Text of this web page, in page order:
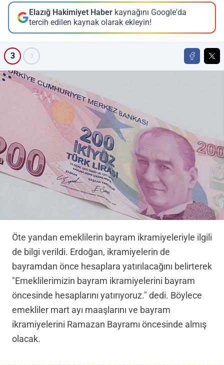
Elazığ Hakimiyet Haber kaynağını Google'da
tercih edilen kaynak olarak ekleyin!
3 3
Öte yandan emeklilerin bayram ikramiyeleriyle ilgili
de bilgi verildi. Erdoğan, ikramiyelerin de
bayramdan önce hesaplara yatırılacağını belirterek
"Emeklilerimizin bayram ikramiyelerini bayram
öncesinde hesaplarını yatırıyoruz." dedi. Böylece
emekliler mart ayı maaşlarını ve bayram
ikramiyelerini Ramazan Bayramı öncesinde almış
olacak.